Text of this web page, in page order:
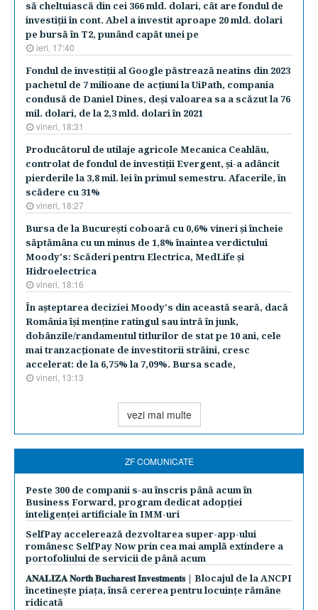
să cheltuiască din cei 366 mld. dolari, cât are fondul de
investiţii în cont. Abel a investit aproape 20 mld. dolari
pe bursă în T2, punând capăt unei pe
ieri, 17:40
Fondul de investiţii al Google păstrează neatins din 2023
pachetul de 7 milioane de acţiuni la UiPath, compania
condusă de Daniel Dines, deşi valoarea sa a scăzut la 76
mil. dolari, de la 2,3 mld. dolari în 2021
vineri, 18:31
Producătorul de utilaje agricole Mecanica Ceahlău,
controlat de fondul de investiţii Evergent, şi-a adâncit
pierderile la 3,8 mil. lei în primul semestru. Afacerile, în
scădere cu 31%
vineri, 18:27
Bursa de la Bucureşti coboară cu 0,6% vineri şi încheie
săptămâna cu un minus de 1,8% înaintea verdictului
Moody's: Scăderi pentru Electrica, MedLife şi
Hidroelectrica
vineri, 18:16
În aşteptarea deciziei Moody's din această seară, dacă
România îşi menţine ratingul sau intră în junk,
dobânzile/randamentul titlurilor de stat pe 10 ani, cele
mai tranzacţionate de investitorii străini, cresc
accelerat: de la 6,75% la 7,09%. Bursa scade,
vineri, 13:13
vezi mai multe
ZF COMUNICATE
Peste 300 de companii s-au înscris până acum în
Business Forward, program dedicat adopției
inteligenței artificiale în IMM-uri
SelfPay accelerează dezvoltarea super-app-ului
românesc SelfPay Now prin cea mai amplă extindere a
portofoliului de servicii de până acum
𝐀𝐍𝐀𝐋𝐈𝐙𝐀 𝐍𝐨𝐫𝐭𝐡 𝐁𝐮𝐜𝐡𝐚𝐫𝐞𝐬𝐭 𝐈𝐧𝐯𝐞𝐬𝐭𝐦𝐞𝐧𝐭𝐬 | Blocajul de la ANCPI
încetinește piața, însă cererea pentru locuințe rămâne
ridicată